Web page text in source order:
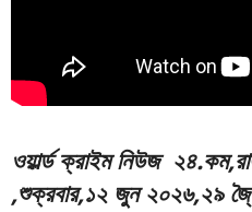
ওয়ার্ল্ড ক্রাইম নিউজ ২৪.কম
,শুক্রবার,১২ জুন ২০২৬,২৯